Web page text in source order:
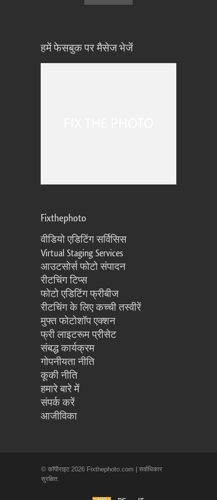
हमें फेसबुक पर मैसेज भेजें
Fixthephoto
वीडियो एडिटिंग सर्विसिस
Virtual Staging Services
आउटसोर्स फोटो संपादन
रीटचिंग टिप्स
फोटो एडिटिंग फ्रीबीज
रीटचिंग के लिए कच्ची तस्वीरें
मुफ्त फोटोशॉप एक्शन
फ्री लाइटरूम प्रीसेट
संबद्ध कार्यक्रम
गोपनीयता नीति
कूकी नीति
हमारे बारे में
संपर्क करें
आजीविका
© कॉपीराइट 2026 Fixthephoto.com | सर्वाधिकार
सुरक्षित.